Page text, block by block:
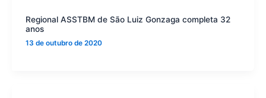
Regional ASSTBM de São Luiz Gonzaga completa 32
anos
13 de outubro de 2020